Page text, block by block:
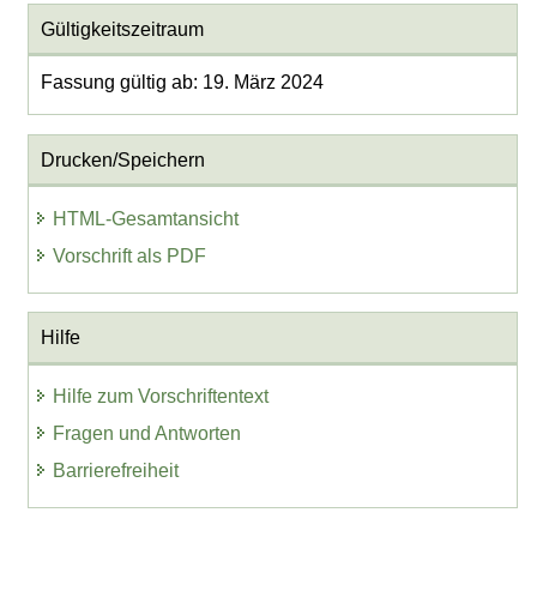
Gültigkeitszeitraum
Fassung gültig ab: 19. März 2024
Drucken/Speichern
HTML-Gesamtansicht
Vorschrift als PDF
Hilfe
Hilfe zum Vorschriftentext
Fragen und Antworten
Barrierefreiheit